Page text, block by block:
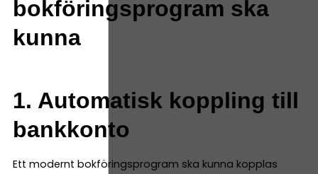
bokföringsprogram ska
kunna
1. Automatisk koppling till
bankkonto
Ett modernt bokföringsprogram ska kunna kopplas